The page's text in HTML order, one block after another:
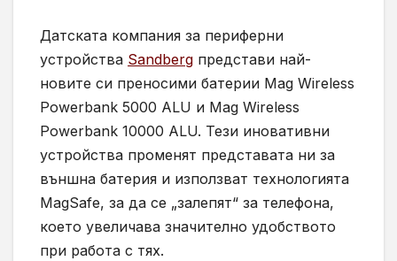
Датската компания за периферни
устройства Sandberg представи най-
новите си преносими батерии Mag Wireless
Powerbank 5000 ALU и Mag Wireless
Powerbank 10000 ALU. Тези иновативни
устройства променят представата ни за
външна батерия и използват технологията
MagSafe, за да се „залепят“ за телефона,
което увеличава значително удобството
при работа с тях.